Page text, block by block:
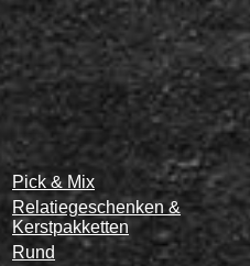
Pick & Mix
Relatiegeschenken &
Kerstpakketten
Rund